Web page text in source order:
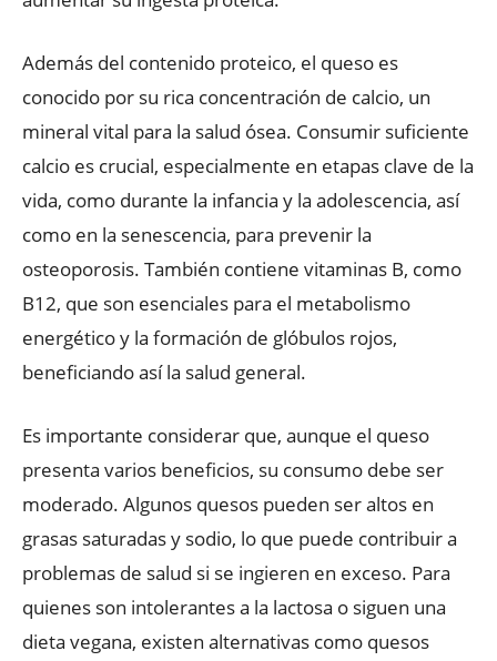
Además del contenido proteico, el queso es
conocido por su rica concentración de calcio, un
mineral vital para la salud ósea. Consumir suficiente
calcio es crucial, especialmente en etapas clave de la
vida, como durante la infancia y la adolescencia, así
como en la senescencia, para prevenir la
osteoporosis. También contiene vitaminas B, como
B12, que son esenciales para el metabolismo
energético y la formación de glóbulos rojos,
beneficiando así la salud general.
Es importante considerar que, aunque el queso
presenta varios beneficios, su consumo debe ser
moderado. Algunos quesos pueden ser altos en
grasas saturadas y sodio, lo que puede contribuir a
problemas de salud si se ingieren en exceso. Para
quienes son intolerantes a la lactosa o siguen una
dieta vegana, existen alternativas como quesos